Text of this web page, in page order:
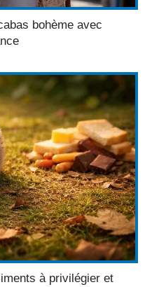
bohème avec
à privilégier et